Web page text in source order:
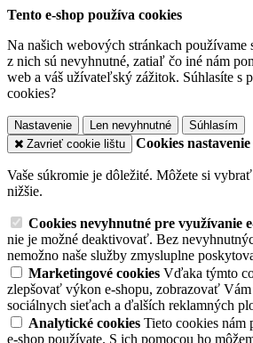
Tento e-shop používa cookies
Na našich webových stránkach
z nich sú nevyhnutné, zatiaľ čo iné nám
web a váš užívateľský zážitok. Súhlasíte s
cookies?
Nastavenie Len nevyhnutné
Súhlasím
Zavrieť cookie lištu
Cookies nastavenie
Vaše súkromie je dôležité. Môžete si
nižšie.
Cookies nevyhnutné pre využívanie
nie je možné deaktivovať. Bez
nemožno naše služby zmysluplne
Marketingové cookies Vďaka týmto
zlepšovať výkon e-shopu, zobrazovať
sociálnych sieťach a ďalších reklamných
Analytické cookies Tieto cookies nám
e-shop používate. S ich pomocou ho